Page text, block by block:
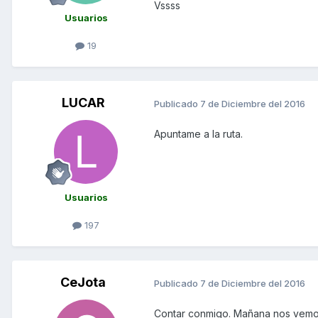
Usuarios
19
Vssss
LUCAR
Usuarios
197
Publicado 7 de Diciembre del 2016
Apuntame a la ruta.
CeJota Publicado 7 de Diciembre del 2016
Contar conmigo. Mañana nos